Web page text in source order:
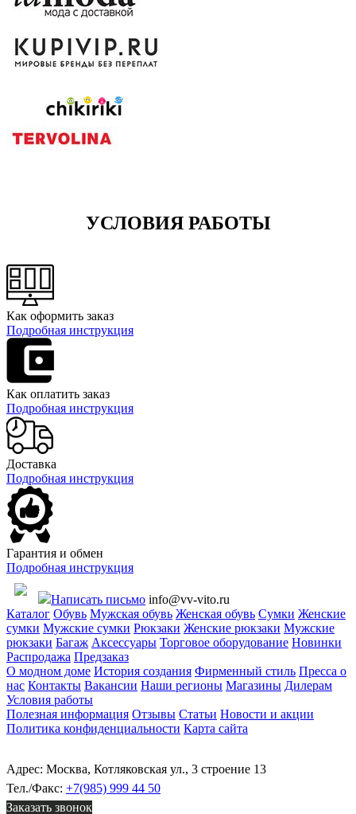
УСЛОВИЯ РАБОТЫ
Как оформить заказ
Подробная инструкция
Как оплатить заказ
Подробная инструкция
Доставка
Подробная инструкция
Гарантия и обмен
Подробная инструкция
Написать письмо info@vv-vito.ru
Каталог Обувь Мужская обувь Женская обувь Сумки Женские
сумки Мужские сумки Рюкзаки Женские рюкзаки Мужские
рюкзаки Багаж Аксессуары Торговое оборудование Новинки
Распродажа Предзаказ
О модном доме История создания Фирменный стиль Пресса о
нас Контакты Вакансии Наши регионы Магазины Дилерам
Условия работы
Полезная информация Отзывы Статьи Новости и акции
Политика конфиденциальности Карта сайта
Адрес: Москва, Котляковская ул., 3 строение 13
Тел./Факс: +7(985) 999 44 50
Заказать звонок